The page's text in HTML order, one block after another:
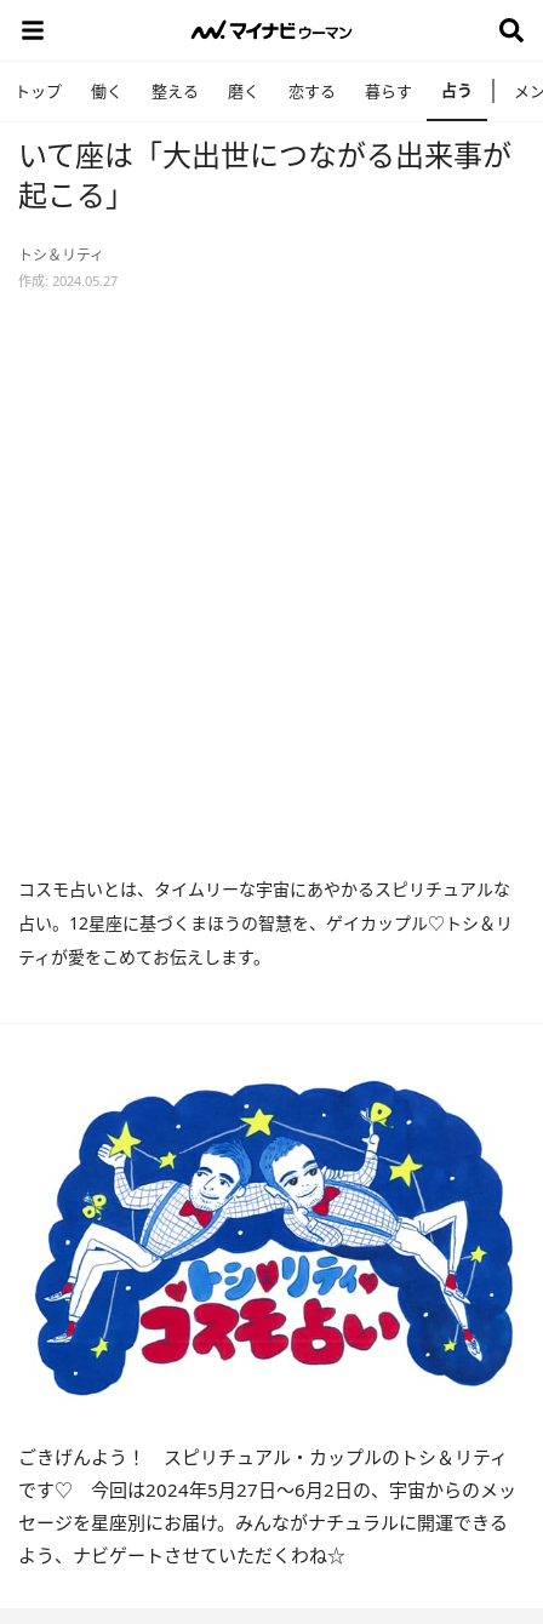
トップ 働く 整える 磨く 恋する 暮らす 占う メ
いて座は「大出世につながる出来事が
起こる」
トシ＆リティ
作成: 2024.05.27
コスモ占いとは、タイムリーな宇宙にあやかるスピリチュアルな
占い。12星座に基づくまほうの智慧を、ゲイカップル♡トシ＆リ
ティが愛をこめてお伝えします。
ごきげんよう！ スピリチュアル・カップルのトシ＆リティ
です♡ 今回は2024年5月27日〜6月2日の、宇宙からのメッ
セージを星座別にお届け。みんながナチュラルに開運できる
よう、ナビゲートさせていただくわね☆